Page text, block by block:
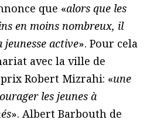
que «alors que les
en moins nombreux, il
active». Pour cela
avec la ville de
Robert Mizrahi: «une
les jeunes à
». Albert Barbouth de